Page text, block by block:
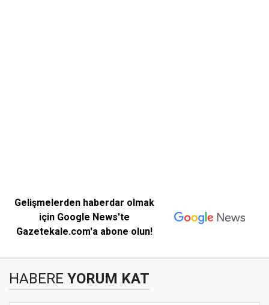
Gelişmelerden haberdar olmak
için Google News'te
Gazetekale.com'a abone olun!
HABERE YORUM KAT